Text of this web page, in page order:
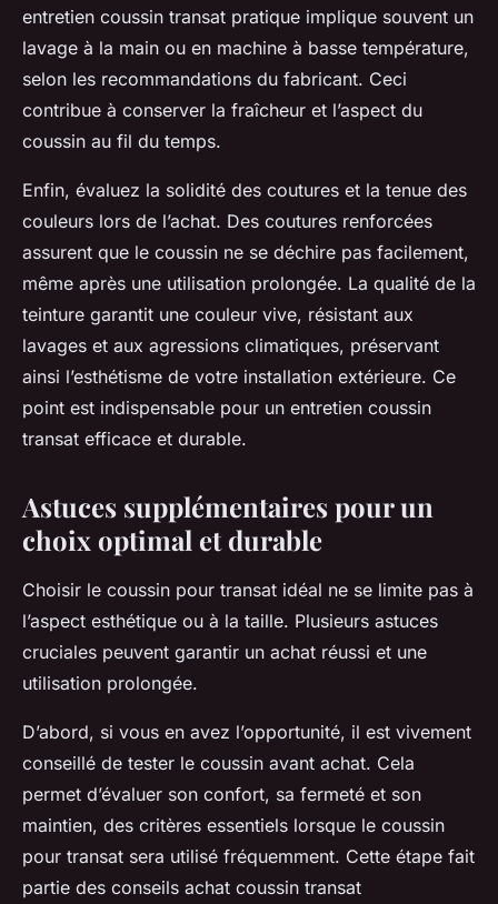
entretien coussin transat pratique implique souvent un
lavage à la main ou en machine à basse température,
selon les recommandations du fabricant. Ceci
contribue à conserver la fraîcheur et l’aspect du
coussin au fil du temps.
Enfin, évaluez la solidité des coutures et la tenue des
couleurs lors de l’achat. Des coutures renforcées
assurent que le coussin ne se déchire pas facilement,
même après une utilisation prolongée. La qualité de la
teinture garantit une couleur vive, résistant aux
lavages et aux agressions climatiques, préservant
ainsi l’esthétisme de votre installation extérieure. Ce
point est indispensable pour un entretien coussin
transat efficace et durable.
Astuces supplémentaires pour un
choix optimal et durable
Choisir le coussin pour transat idéal ne se limite pas à
l’aspect esthétique ou à la taille. Plusieurs astuces
cruciales peuvent garantir un achat réussi et une
utilisation prolongée.
D’abord, si vous en avez l’opportunité, il est vivement
conseillé de tester le coussin avant achat. Cela
permet d’évaluer son confort, sa fermeté et son
maintien, des critères essentiels lorsque le coussin
pour transat sera utilisé fréquemment. Cette étape fait
partie des conseils achat coussin transat